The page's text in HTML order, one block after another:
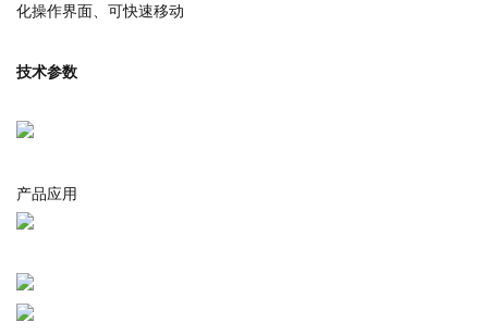
化操作界面、可快速移动
技术参数
产品应用